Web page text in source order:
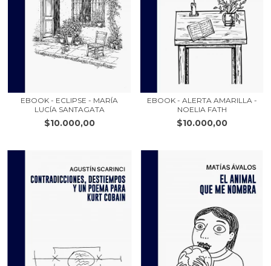
EBOOK - ECLIPSE - MARÍA
LUCÍA SANTAGATA
$10.000,00
EBOOK - ALERTA AMARILLA -
NOELIA FATH
$10.000,00